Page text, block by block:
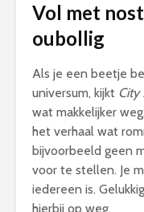
Vol met
oubollig
Als je een beetje
universum, kijkt City
wat makkelijker
het verhaal wat
bijvoorbeeld geen
voor te stellen. Je
iedereen is.
hierbij op weg.